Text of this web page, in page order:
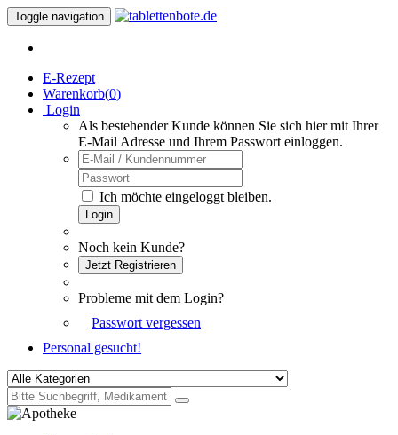
Toggle navigation
E-Rezept
Warenkorb(0)
Login
Als bestehender Kunde können Sie sich hier mit Ihrer
E-Mail Adresse und Ihrem Passwort einloggen.
Ich möchte eingeloggt bleiben.
Login
Noch kein Kunde?
Jetzt Registrieren
Probleme mit dem Login?
Passwort vergessen
Personal gesucht!